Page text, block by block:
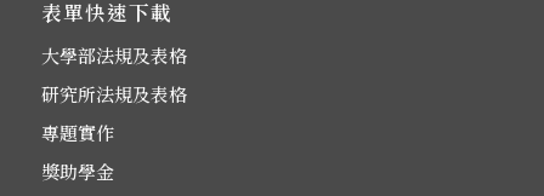
表單快速下載
大學部法規及表格
研究所法規及表格
專題實作
獎助學金